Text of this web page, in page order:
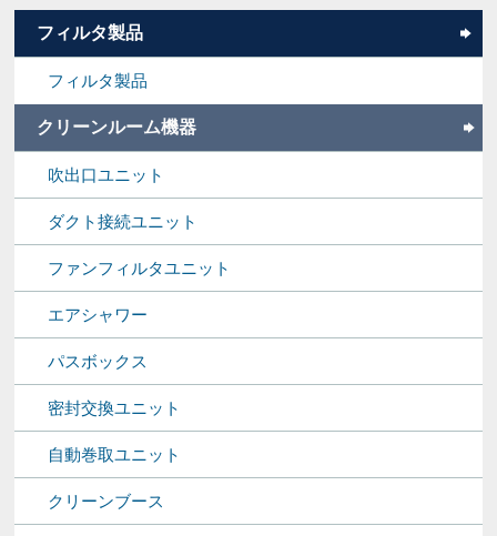
フィルタ製品
フィルタ製品
クリーンルーム機器
吹出口ユニット
ダクト接続ユニット
ファンフィルタユニット
エアシャワー
パスボックス
密封交換ユニット
自動巻取ユニット
クリーンブース